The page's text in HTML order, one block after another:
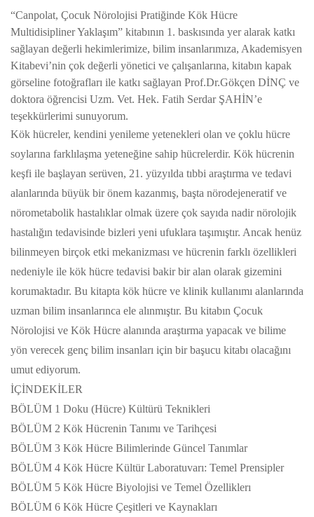
“Canpolat, Çocuk Nörolojisi Pratiğinde Kök Hücre
Multidisipliner Yaklaşım” kitabının 1. baskısında yer alarak katkı
sağlayan değerli hekimlerimize, bilim insanlarımıza, Akademisyen
Kitabevi’nin çok değerli yönetici ve çalışanlarına, kitabın kapak
görseline fotoğrafları ile katkı sağlayan Prof.Dr.Gökçen DİNÇ ve
doktora öğrencisi Uzm. Vet. Hek. Fatih Serdar ŞAHİN’e
teşekkürlerimi sunuyorum.
Kök hücreler, kendini yenileme yetenekleri olan ve çoklu hücre
soylarına farklılaşma yeteneğine sahip hücrelerdir. Kök hücrenin
keşfi ile başlayan serüven, 21. yüzyılda tıbbi araştırma ve tedavi
alanlarında büyük bir önem kazanmış, başta nörodejeneratif ve
nörometabolik hastalıklar olmak üzere çok sayıda nadir nörolojik
hastalığın tedavisinde bizleri yeni ufuklara taşımıştır. Ancak henüz
bilinmeyen birçok etki mekanizması ve hücrenin farklı özellikleri
nedeniyle ile kök hücre tedavisi bakir bir alan olarak gizemini
korumaktadır. Bu kitapta kök hücre ve klinik kullanımı alanlarında
uzman bilim insanlarınca ele alınmıştır. Bu kitabın Çocuk
Nörolojisi ve Kök Hücre alanında araştırma yapacak ve bilime
yön verecek genç bilim insanları için bir başucu kitabı olacağını
umut ediyorum.
İÇİNDEKİLER
BÖLÜM 1 Doku (Hücre) Kültürü Teknikleri
BÖLÜM 2 Kök Hücrenin Tanımı ve Tarihçesi
BÖLÜM 3 Kök Hücre Bilimlerinde Güncel Tanımlar
BÖLÜM 4 Kök Hücre Kültür Laboratuvarı: Temel Prensipler
BÖLÜM 5 Kök Hücre Biyolojisi ve Temel Özelliklerı
BÖLÜM 6 Kök Hücre Çeşitleri ve Kaynakları